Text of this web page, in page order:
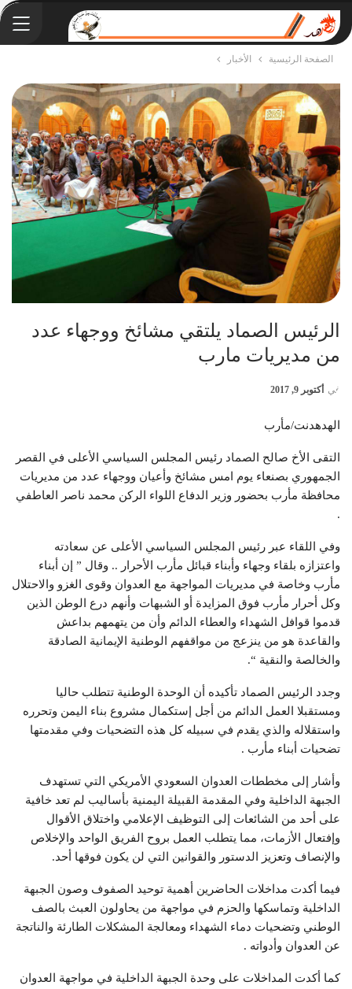
الصفحة الرئيسية الأخبار
الرئيس الصماد يلتقي مشائخ ووجهاء عدد
من مديريات مارب
في أكتوبر 9, 2017
الهدهدنت/مأرب
التقى الأخ صالح الصماد رئيس المجلس السياسي الأعلى في القصر
الجمهوري بصنعاء يوم امس مشائخ وأعيان ووجهاء عدد من مديريات
محافظة مأرب بحضور وزير الدفاع اللواء الركن محمد ناصر العاطفي
.
وفي اللقاء عبر رئيس المجلس السياسي الأعلى عن سعادته
واعتزازه بلقاء وجهاء وأبناء قبائل مأرب الأحرار .. وقال ” إن أبناء
مأرب وخاصة في مديريات المواجهة مع العدوان وقوى الغزو والاحتلال
وكل أحرار مأرب فوق المزايدة أو الشبهات وأنهم درع الوطن الذين
قدموا قوافل الشهداء والعطاء الدائم وأن من يتهمهم بداعش
والقاعدة هو من ينزعج من مواقفهم الوطنية الإيمانية الصادقة
والخالصة والنقية “.
وجدد الرئيس الصماد تأكيده أن الوحدة الوطنية تتطلب حاليا
ومستقبلا العمل الدائم من أجل إستكمال مشروع بناء اليمن وتحرره
واستقلاله والذي يقدم في سبيله كل هذه التضحيات وفي مقدمتها
تضحيات أبناء مأرب .
وأشار إلى مخططات العدوان السعودي الأمريكي التي تستهدف
الجبهة الداخلية وفي المقدمة القبيلة اليمنية بأساليب لم تعد خافية
على أحد من الشائعات إلى التوظيف الإعلامي واختلاق الأقوال
وإفتعال الأزمات، مما يتطلب العمل بروح الفريق الواحد والإخلاص
والإنصاف وتعزيز الدستور والقوانين التي لن يكون فوقها أحد.
فيما أكدت مداخلات الحاضرين أهمية توحيد الصفوف وصون الجبهة
الداخلية وتماسكها والحزم في مواجهة من يحاولون العبث بالصف
الوطني وتضحيات دماء الشهداء ومعالجة المشكلات الطارئة والناتجة
عن العدوان وأدواته .
كما أكدت المداخلات على وحدة الجبهة الداخلية في مواجهة العدوان